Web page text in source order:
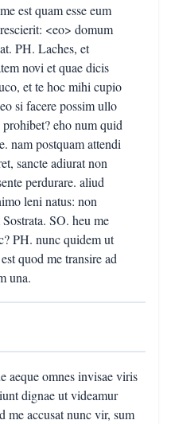
est quam esse eum
<eo> domum
PH. Laches, et
novi et quae dicis
et te hoc mihi cupio
si facere possim ullo
eho num quid
nam postquam attendi
sancte adiurat non
perdurare. aliud
leni natus: non
SO. heu me
PH. nunc quidem ut
quod me transire ad
una.
aeque omnes invisae viris
dignae ut videamur
me accusat nunc vir, sum